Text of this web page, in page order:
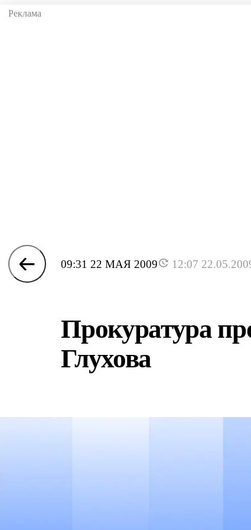
09:31 22 МАЯ 2009 12:07
Прокуратура
Глухова